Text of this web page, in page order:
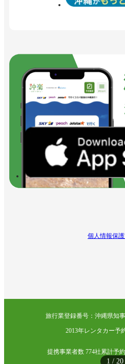
1 / 20
個人情報保
旅行業登録番号：沖縄県知
2013年レンタカー予
提携事業者数 774社累計予